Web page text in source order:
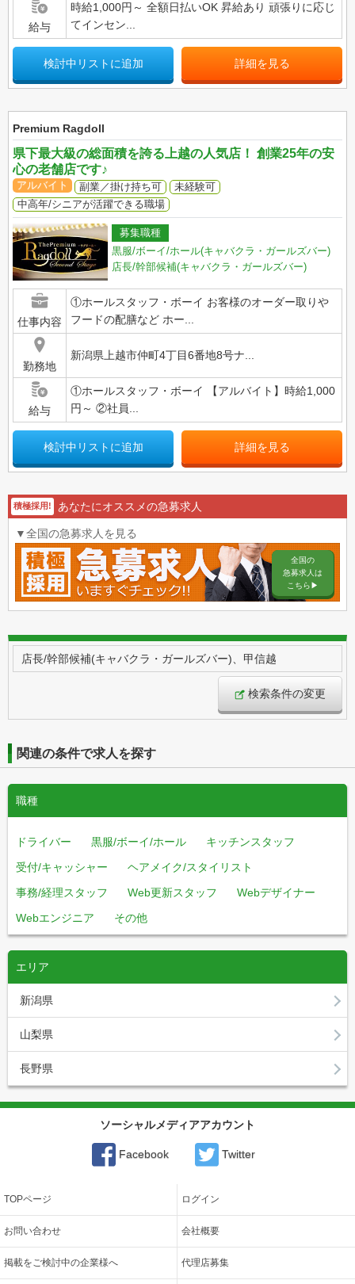
給与
時給1,000円～ 全額日払いOK 昇給あり 頑張りに応じ
てインセン...
検討中リストに追加 詳細を見る
Premium Ragdoll
県下最大級の総面積を誇る上越の人気店！ 創業25年の安
心の老舗店です♪
アルバイト 副業／掛け持ち可
未経験可
中高年/シニアが活躍できる職場
募集職種
黒服/ボーイ/ホール(キャバクラ・ガールズバー)
店長/幹部候補(キャバクラ・ガールズバー)
仕事内容
①ホールスタッフ・ボーイ お客様のオーダー取りや
フードの配膳など ホー...
勤務地
新潟県上越市仲町4丁目6番地8号ナ...
給与
①ホールスタッフ・ボーイ 【アルバイト】時給1,000
円～ ②社員...
検討中リストに追加 詳細を見る
積極採用! あなたにオススメの急募求人
▼全国の急募求人を見る
全国の
急募求人は
こちら▶︎
店長/幹部候補(キャバクラ・ガールズバー)、甲信越
検索条件の変更
関連の条件で求人を探す
職種
ドライバー 黒服/ボーイ/ホール
キッチンスタッフ
受付/キャッシャー
ヘアメイク/スタイリスト
事務/経理スタッフ
Web更新スタッフ
Webデザイナー
Webエンジニア
その他
エリア
新潟県
山梨県
長野県
ソーシャルメディアアカウント
Facebook Twitter
TOPページ ログイン
お問い合わせ 会社概要
掲載をご検討中の企業様へ 代理店募集